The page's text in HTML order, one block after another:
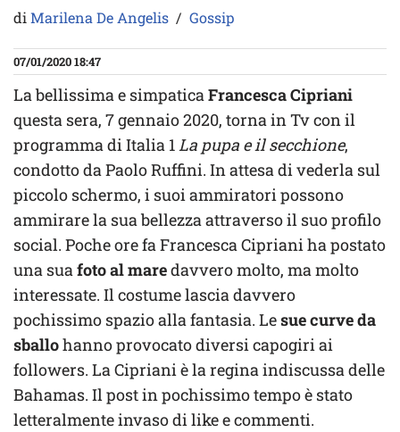
diMarilena De Angelis Gossip
07/01/2020 18:47
La bellissima e simpaticaFrancesca Cipriani
questa sera, 7 gennaio 2020, torna in Tv con il
programma di Italia 1La pupa e il secchione,
condotto da Paolo Ruffini. In attesa di vederla sul
piccolo schermo, i suoi ammiratori possono
ammirare la sua bellezza attraverso il suo profilo
social. Poche ore fa Francesca Cipriani ha postato
una suafoto al maredavvero molto, ma molto
interessate. Il costume lascia davvero
pochissimo spazio alla fantasia. Lesue curve da
sballohanno provocato diversi capogiri ai
followers. La Cipriani è la regina indiscussa delle
Bahamas. Il post in pochissimo tempo è stato
letteralmente invaso di like e commenti.